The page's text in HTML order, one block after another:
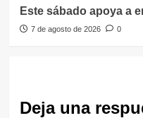
Este sábado apoya a
7 de agosto de 2026 0
Deja una